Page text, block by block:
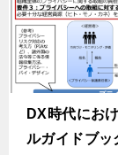
DX時代にお
ルガイドブ